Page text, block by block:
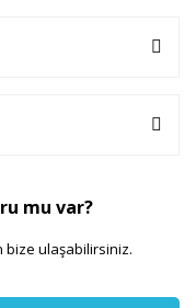
mu var?
bize ulaşabilirsiniz.